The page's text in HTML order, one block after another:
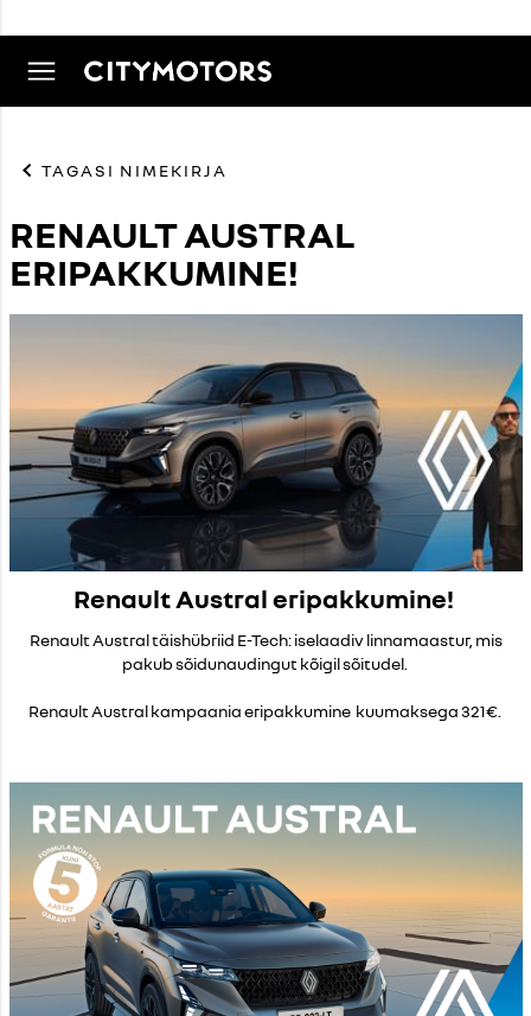
TAGASI NIMEKIRJA
RENAULT AUSTRAL
ERIPAKKUMINE!
Renault Austral eripakkumine!
Renault Austral täishübriid E-Tech: iselaadiv linnamaastur, mis
pakub sõidunaudingut kõigil sõitudel.
Renault Austral kampaania eripakkumine kuumaksega 321€.